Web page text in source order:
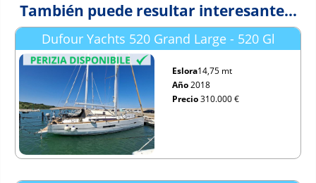
También puede resultar interesante...
Dufour Yachts 520 Grand Large - 520 Gl
Eslora14,75 mt
Año2018
Precio310.000 €